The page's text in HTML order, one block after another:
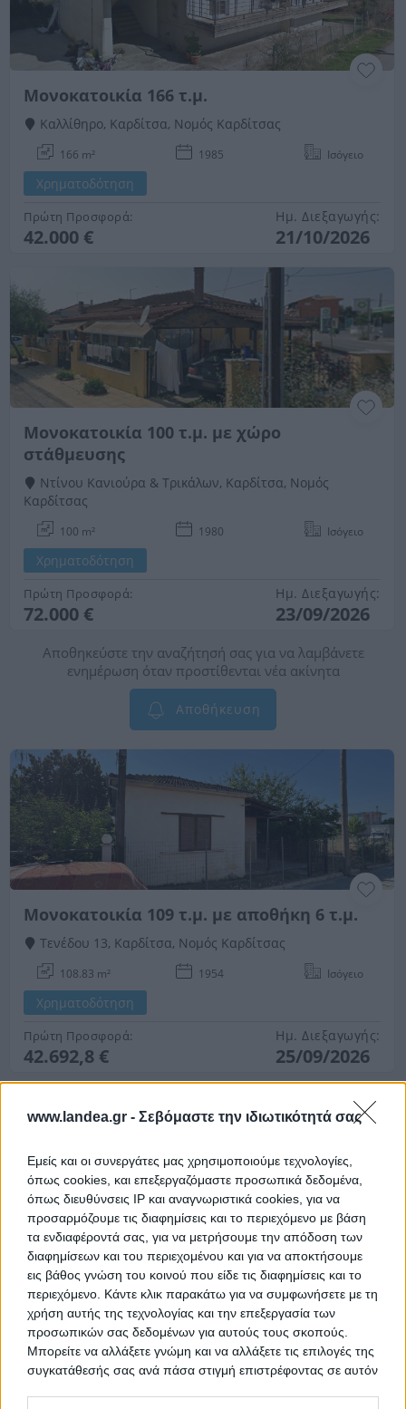
www.landea.gr - Σεβόμαστε την ιδιωτικότητά σας
Εμείς και οι συνεργάτες μας χρησιμοποιούμε τεχνολογίες,
όπως cookies, και επεξεργαζόμαστε προσωπικά δεδομένα,
όπως διευθύνσεις IP και αναγνωριστικά cookies, για να
προσαρμόζουμε τις διαφημίσεις και το περιεχόμενο με βάση
τα ενδιαφέροντά σας, για να μετρήσουμε την απόδοση των
διαφημίσεων και του περιεχομένου και για να αποκτήσουμε
εις βάθος γνώση του κοινού που είδε τις διαφημίσεις και το
περιεχόμενο. Κάντε κλικ παρακάτω για να συμφωνήσετε με τη
χρήση αυτής της τεχνολογίας και την επεξεργασία των
προσωπικών σας δεδομένων για αυτούς τους σκοπούς.
Μπορείτε να αλλάξετε γνώμη και να αλλάξετε τις επιλογές της
συγκατάθεσής σας ανά πάσα στιγμή επιστρέφοντας σε αυτόν
Μονοκατοικία 166 τ.μ.
Καλλίθηρο, Καρδίτσα, Νομός Καρδίτσας
166 m² 1985 Ισόγειο
Χρηματοδότηση
Πρώτη Προσφορά:
42.000 €
Ημ. Διεξαγωγής:
21/10/2026
Μονοκατοικία 100 τ.μ. με χώρο
στάθμευσης
Ντίνου Κανιούρα & Τρικάλων, Καρδίτσα, Νομός
Καρδίτσας
100 m² 1980 Ισόγειο
Χρηματοδότηση
Πρώτη Προσφορά:
72.000 €
Ημ. Διεξαγωγής:
23/09/2026
Αποθηκεύστε την αναζήτησή σας για να λαμβάνετε
ενημέρωση όταν προστίθενται νέα ακίνητα
Αποθήκευση
Μονοκατοικία 109 τ.μ. με αποθήκη 6 τ.μ.
Τενέδου 13, Καρδίτσα, Νομός Καρδίτσας
108.83 m² 1954 Ισόγειο
Χρηματοδότηση
Πρώτη Προσφορά:
42.692,8 €
Ημ. Διεξαγωγής:
25/09/2026
Μονοκατοικία 204 τ.μ. με αποθήκη 20 τ.μ.
Ιτέα, Ιτέα Καρδίτσας, Νομός Καρδίτσας
204.17 m² 1985 Ισόγειο
Χρηματοδότηση
Πρώτη Προσφορά:
80.000 €
Ημ. Διεξαγωγής:
16/09/2026